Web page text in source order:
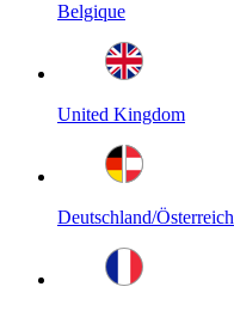
Belgique
United Kingdom
Deutschland/Österreich